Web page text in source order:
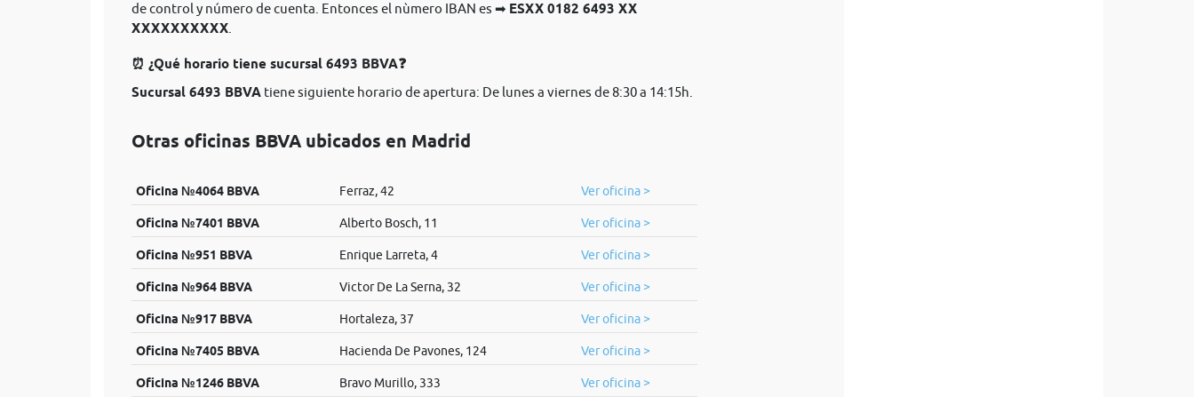
de control y número de cuenta. Entonces el nùmero IBAN es ➡ ESXX 0182 6493 XX
XXXXXXXXXX
⏰ ¿Qué horario tiene sucursal 6493 BBVA❓
Sucursal 6493 BBVA tiene siguiente horario de apertura: De lunes a viernes de 8:30 a 14:15h.
Otras oficinas BBVA ubicados en Madrid
Oficina №4064 BBVA Ferraz, 42 Ver oficina >
Oficina №7401 BBVA Alberto Bosch, 11 Ver oficina >
Oficina №951 BBVA Enrique Larreta, 4 Ver oficina >
Oficina №964 BBVA Victor De La Serna, 32 Ver oficina >
Oficina №917 BBVA Hortaleza, 37 Ver oficina >
Oficina №7405 BBVA Hacienda De Pavones, 124 Ver oficina >
Oficina №1246 BBVA Bravo Murillo, 333 Ver oficina >